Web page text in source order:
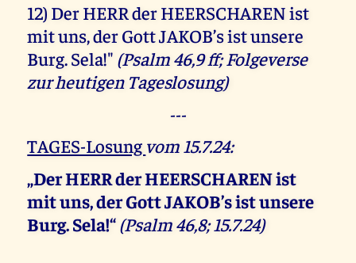
12) Der HERR der HEERSCHAREN ist
mit uns, der Gott JAKOB’s ist unsere
Burg. Sela!" (Psalm 46,9 ff; Folgeverse
zur heutigen Tageslosung)
---
TAGES-Losung vom 15.7.24:
„Der HERR der HEERSCHAREN ist
mit uns, der Gott JAKOB’s ist unsere
Burg. Sela!“(Psalm 46,8; 15.7.24)